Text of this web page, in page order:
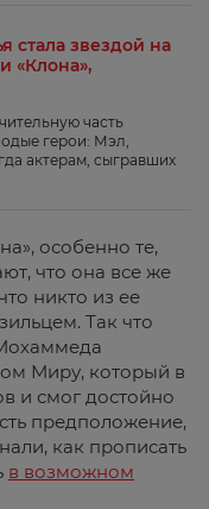
стала звездой на
«Клона»,
часть
герои: Мэл,
актерам, сыгравших
особенно те,
что она все же
никто из ее
Так что
Миру, который в
и смог достойно
предположение,
как прописать
в возможном